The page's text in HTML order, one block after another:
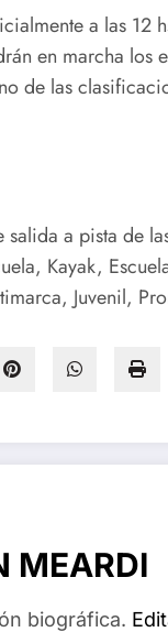
a las 12
en marcha los
de las
a pista de
Kayak,
Juvenil,
MEARDI
biográfica.